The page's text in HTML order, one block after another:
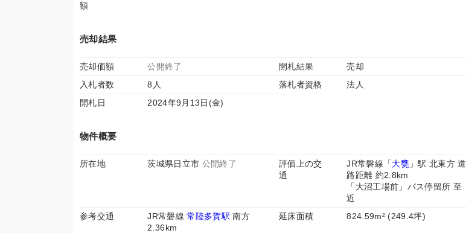
額
売却結果
売却価額 公開終了 開札結果
売却
入札者数
8人 落札者資格
法人
開札日
2024年9月13日(金)
物件概要
所在地 茨城県日立市 公開終了
評価上の交
通
JR常磐線「大甕 」駅 北東方 道
路距離 約2.8km
「大沼工場前」バス停留所 至
近
参考交通
JR常磐線常陸多賀駅 南方
2.36km
延床面積 824.59m² (249.4坪)